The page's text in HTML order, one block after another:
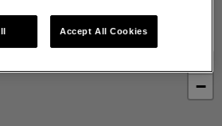
−
Accept All Cookies